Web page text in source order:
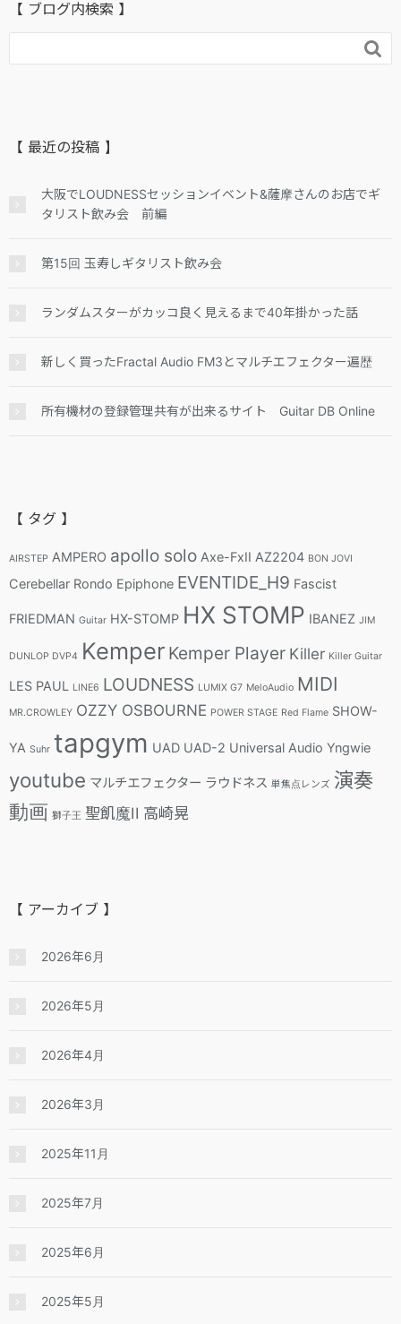
【 ブログ内検索 】

【 最近の投稿 】
大阪でLOUDNESSセッションイベント&薩摩さんのお店でギ
タリスト飲み会 前編
第15回 玉寿しギタリスト飲み会
ランダムスターがカッコ良く見えるまで40年掛かった話
新しく買ったFractal Audio FM3とマルチエフェクター遍歴
所有機材の登録管理共有が出来るサイト Guitar DB Online
【 タグ 】
AIRSTEP AMPERO apollo solo Axe-FxII AZ2204 BON JOVI
Cerebellar Rondo Epiphone EVENTIDE_H9 Fascist
FRIEDMAN Guitar HX-STOMP HX STOMP IBANEZ JIM
DUNLOP DVP4 Kemper Kemper Player Killer Killer Guitar
LES PAUL LINE6 LOUDNESS LUMIX G7 MeloAudio MIDI
MR.CROWLEY OZZY OSBOURNE POWER STAGE Red Flame SHOW-
YA Suhr tapgym UAD UAD-2 Universal Audio Yngwie
youtube マルチエフェクター ラウドネス 単焦点レンズ 演奏
動画 獅子王 聖飢魔II 高崎晃
【 アーカイブ 】
2026年6月
2026年5月
2026年4月
2026年3月
2025年11月
2025年7月
2025年6月
2025年5月